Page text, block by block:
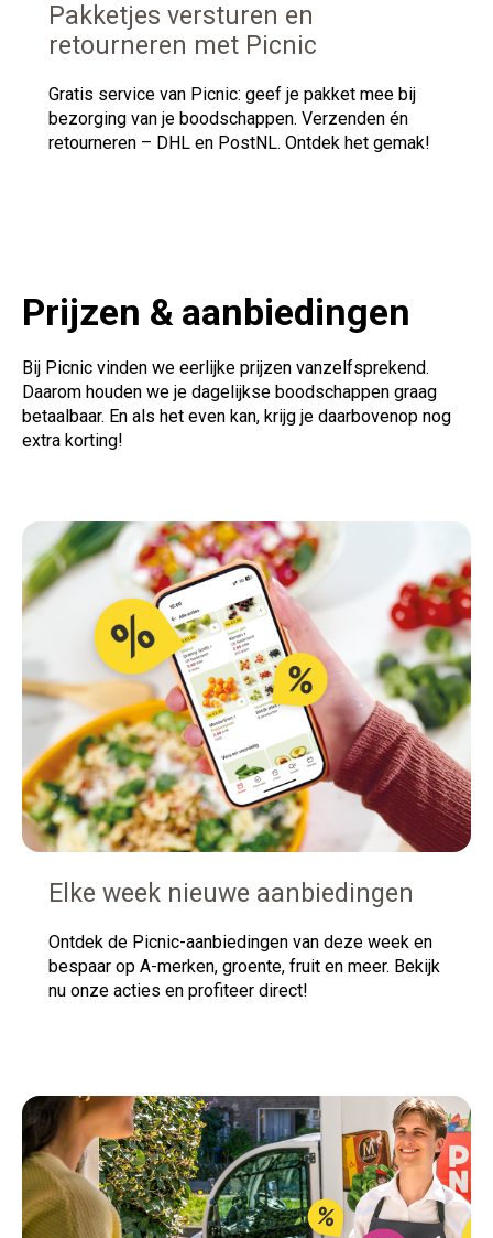
Pakketjes versturen en
retourneren met Picnic
Gratis service van Picnic: geef je pakket mee bij
bezorging van je boodschappen. Verzenden én
retourneren – DHL en PostNL. Ontdek het gemak!
Prijzen & aanbiedingen
Bij Picnic vinden we eerlijke prijzen vanzelfsprekend.
Daarom houden we je dagelijkse boodschappen graag
betaalbaar. En als het even kan, krijg je daarbovenop nog
extra korting!
Elke week nieuwe aanbiedingen
Ontdek de Picnic-aanbiedingen van deze week en
bespaar op A-merken, groente, fruit en meer. Bekijk
nu onze acties en profiteer direct!